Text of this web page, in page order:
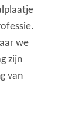
we
zijn
van